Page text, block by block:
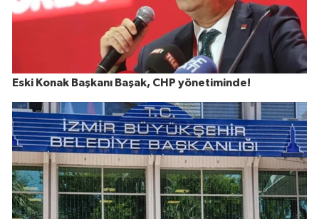
Eski Konak Başkanı Başak, CHP yönetiminde!